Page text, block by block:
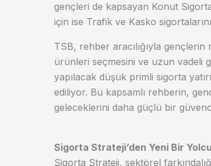
gençleri de kapsayan Konut
için ise Trafik ve Kasko
TSB, rehber aracılığıyla
ürünleri seçmesini ve uzun vadeli
yapılacak düşük primli sigorta
ediliyor. Bu kapsamlı rehberin,
geleceklerini daha güçlü bir
Sigorta Strateji’den Yeni Bir
Sigorta Strateji, sektörel